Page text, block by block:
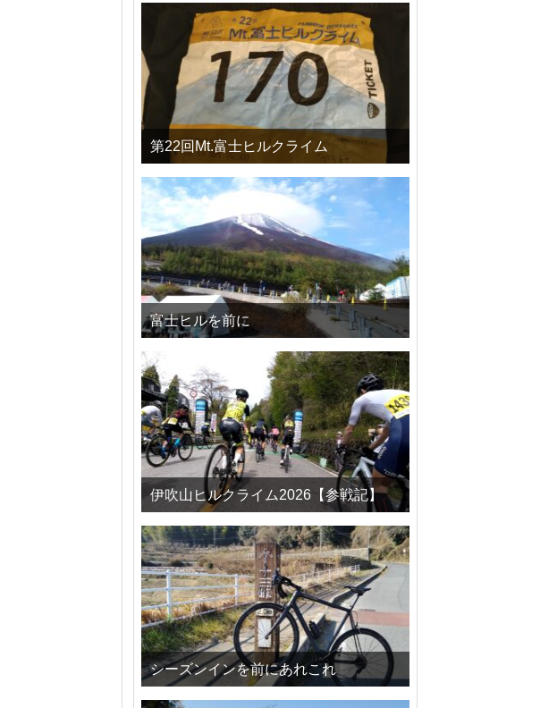
第22回Mt.富士ヒルクライム
富士ヒルを前に
伊吹山ヒルクライム2026【参戦記】
シーズンインを前にあれこれ